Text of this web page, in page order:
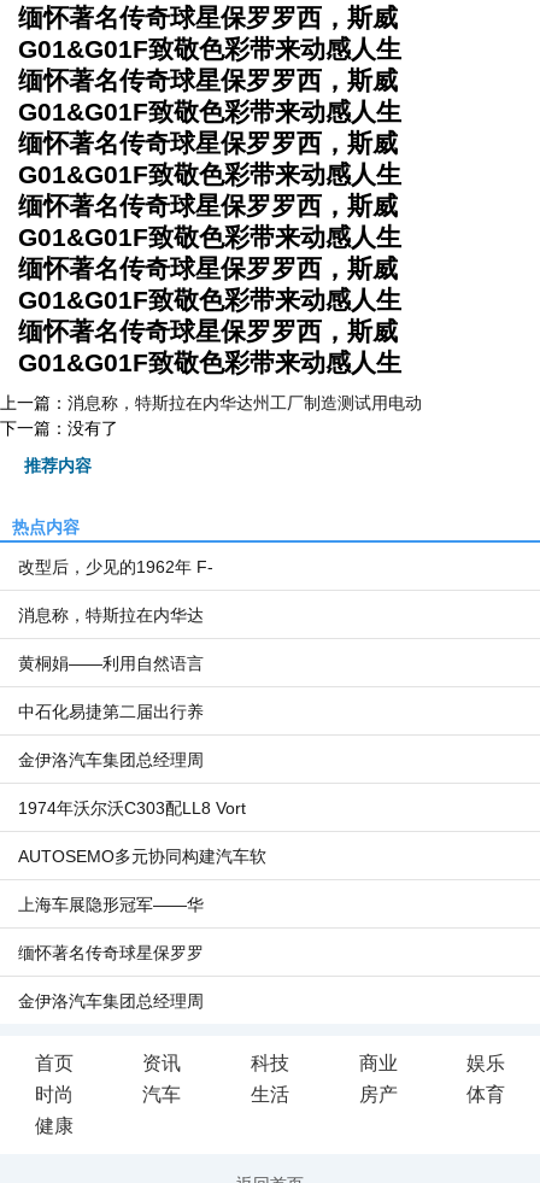
缅怀著名传奇球星保罗罗西，斯威
G01&G01F致敬色彩带来动感人生
缅怀著名传奇球星保罗罗西，斯威
G01&G01F致敬色彩带来动感人生
缅怀著名传奇球星保罗罗西，斯威
G01&G01F致敬色彩带来动感人生
缅怀著名传奇球星保罗罗西，斯威
G01&G01F致敬色彩带来动感人生
缅怀著名传奇球星保罗罗西，斯威
G01&G01F致敬色彩带来动感人生
缅怀著名传奇球星保罗罗西，斯威
G01&G01F致敬色彩带来动感人生
上一篇： 消息称，特斯拉在内华达州工厂制造测试用电动
下一篇：没有了
推荐内容
热点内容
改型后，少见的1962年 F-
消息称，特斯拉在内华达
黄桐娟——利用自然语言
中石化易捷第二届出行养
金伊洛汽车集团总经理周
1974年沃尔沃C303配LL8 Vort
AUTOSEMO多元协同构建汽车软
上海车展隐形冠军——华
缅怀著名传奇球星保罗罗
金伊洛汽车集团总经理周
首页 资讯 科技 商业
娱乐
时尚
汽车 生活 房产
体育
健康